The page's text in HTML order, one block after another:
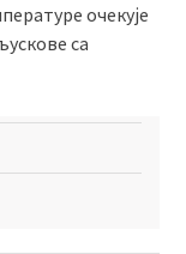
очекује
са